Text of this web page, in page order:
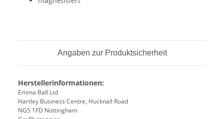
Angaben zur Produktsicherheit
Herstellerinformationen:
Emma Ball Ltd
Hartley Business Centre, Hucknall Road
NG5 1FD Nottingham